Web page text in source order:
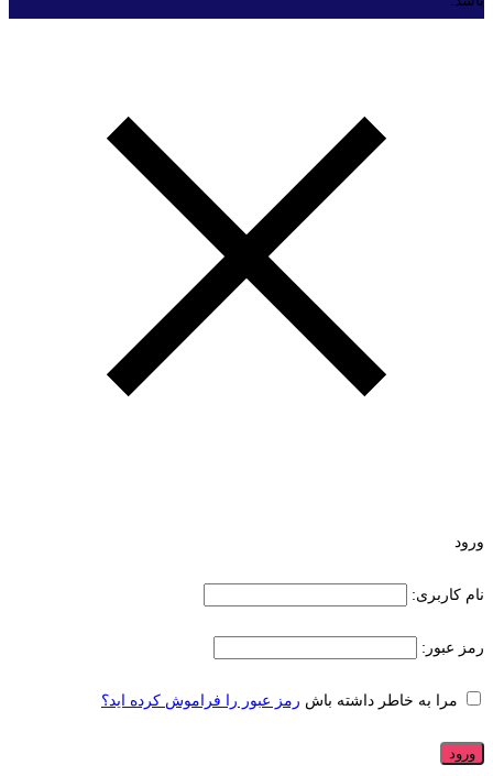
ورود
نام کاربری:
رمز عبور:
مرا به خاطر داشته باش رمز عبور را فراموش کرده اید؟